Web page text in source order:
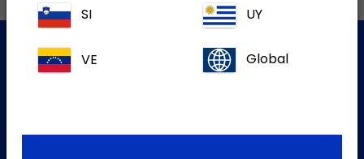
korisnike
SI UY
VE Global